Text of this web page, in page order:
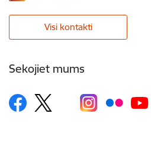
Visi kontakti
Sekojiet mums